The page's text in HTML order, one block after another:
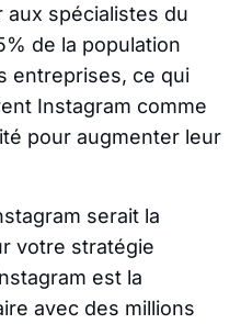
spécialistes du
de la population
entreprises, ce qui
Instagram comme
pour augmenter leur
serait la
votre stratégie
est la
avec des millions